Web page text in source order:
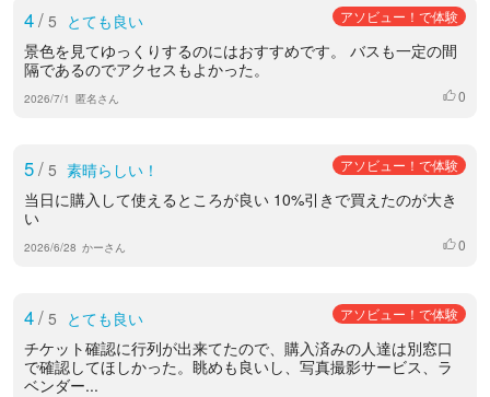
4/ 5 とても良い アソビュー！で体験
景色を見てゆっくりするのにはおすすめです。 バスも一定の間
隔であるのでアクセスもよかった。
2026/7/1 匿名さん いいね
0
5/ 5 素晴らしい！ アソビュー！で体験
当日に購入して使えるところが良い 10%引きで買えたのが大き
い
2026/6/28 かーさん いいね
0
4/ 5 とても良い アソビュー！で体験
チケット確認に行列が出来てたので、購入済みの人達は別窓口
で確認してほしかった。眺めも良いし、写真撮影サービス、ラ
ベンダー...